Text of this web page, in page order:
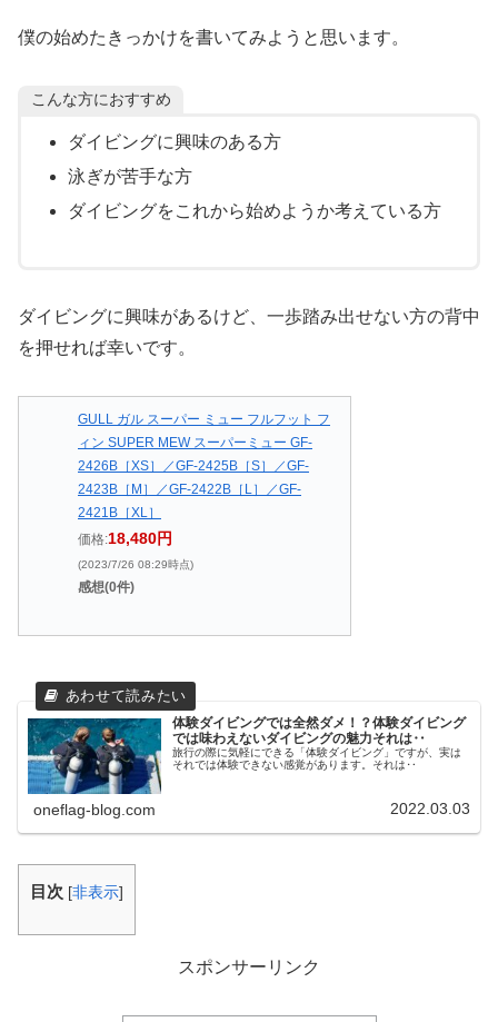
僕の始めたきっかけを書いてみようと思います。
こんな方におすすめ
ダイビングに興味のある方
泳ぎが苦手な方
ダイビングをこれから始めようか考えている方
ダイビングに興味があるけど、一歩踏み出せない方の背中
を押せれば幸いです。
GULL ガル スーパー ミュー フルフット フ
ィン SUPER MEW スーパーミュー GF-
2426B［XS］／GF-2425B［S］／GF-
2423B［M］／GF-2422B［L］／GF-
2421B［XL］
価格:18,480円
(2023/7/26 08:29時点)
感想(0件)
体験ダイビングでは全然ダメ！？体験ダイビング
では味わえないダイビングの魅力それは‥
旅行の際に気軽にできる「体験ダイビング」ですが、実は
それでは体験できない感覚があります。それは‥
oneflag-blog.com 2022.03.03
目次 [非表示]
スポンサーリンク